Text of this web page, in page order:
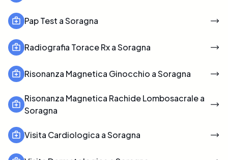
Pap Test a Soragna
Radiografia Torace Rx a Soragna
Risonanza Magnetica Ginocchio a Soragna
Risonanza Magnetica Rachide Lombosacrale a
Soragna
Visita Cardiologica a Soragna